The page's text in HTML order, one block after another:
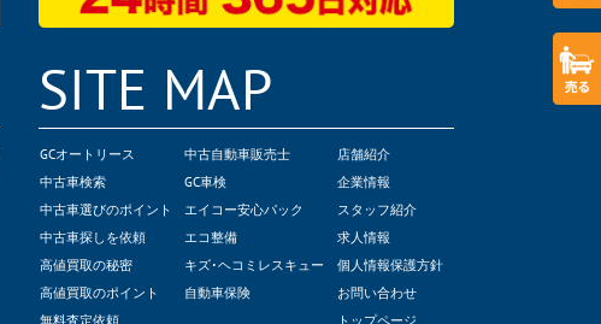
SITE MAP
GCオートリース
中古車検索
中古車選びのポイント
中古車探しを依頼
高値買取の秘密
高値買取のポイント
無料査定依頼
中古自動車販売士
GC車検
エイコー安心パック
エコ整備
キズ･ヘコミレスキュー
自動車保険
店舗紹介
企業情報
スタッフ紹介
求人情報
個人情報保護方針
お問い合わせ
トップページ